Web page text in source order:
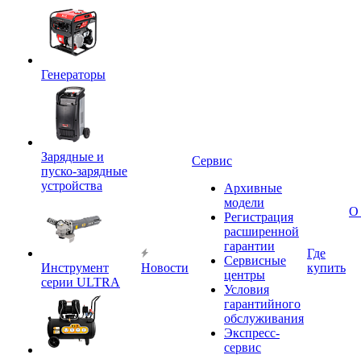
Генераторы
Зарядные и
пуско-зарядные
устройства
Инструмент
серии ULTRA
Новости
Сервис
Архивные
модели
Регистрация
расширенной
гарантии
Сервисные
центры
Условия
гарантийного
обслуживания
Экспресс-
сервис
Где
купить
О